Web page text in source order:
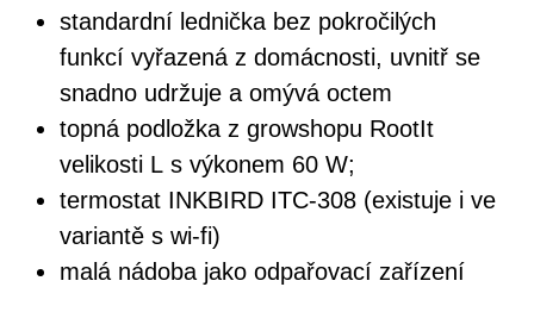
standardní lednička bez pokročilých
funkcí vyřazená z domácnosti, uvnitř se
snadno udržuje a omývá octem
topná podložka z growshopu RootIt
velikosti L s výkonem 60 W;
termostat INKBIRD ITC-308 (existuje i ve
variantě s wi-fi)
malá nádoba jako odpařovací zařízení